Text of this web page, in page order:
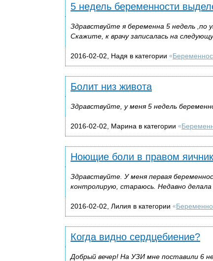
5 недель беременности
Здравствуйте я беременна 5 недель
Скажите, к врачу записалась на
2016-02-02, Надя в категории «
Болит низ живота
Здравствуйте, у меня 5 недель
2016-02-02, Марина в категории «
Ноющие боли в правом
Здравствуйте. У меня первая
контролирую, стараюсь. Недавно
2016-02-02, Лилия в категории «
Когда видно сердцебиение?
Добрый вечер! На УЗИ мне поставили 6